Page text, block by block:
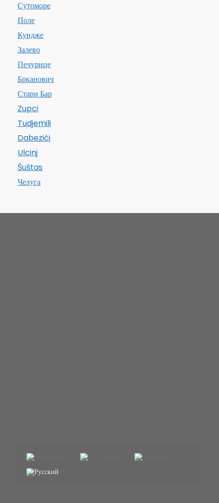
Сутоморе
Поле
Кундже
Залево
Печурице
Брканович
Стари Бар
Zupci
Tudjemili
Dabezići
Ulcinj
Šuštas
Челуга